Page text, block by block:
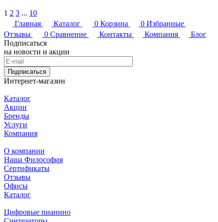
1 2 3 ... 10
Главная
Каталог 0 Корзина 0 Избранные
Отзывы
0 Сравнение Контакты Компания
Блог
Подписаться
на новости и акции
Подписаться
Интернет-магазин
Каталог
Акции
Бренды
Услуги
Компания
О компании
Наша Философия
Сертификаты
Отзывы
Офисы
Каталог
Цифровые пианино